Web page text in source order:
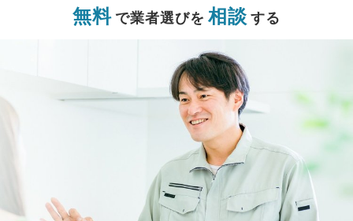
無料 で業者選びを 相談 する